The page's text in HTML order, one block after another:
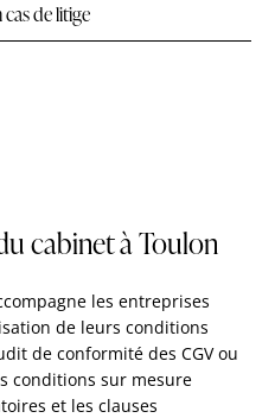
de litige
cabinet à Toulon
les entreprises
de leurs conditions
de conformité des CGV ou
conditions sur mesure
et les clauses